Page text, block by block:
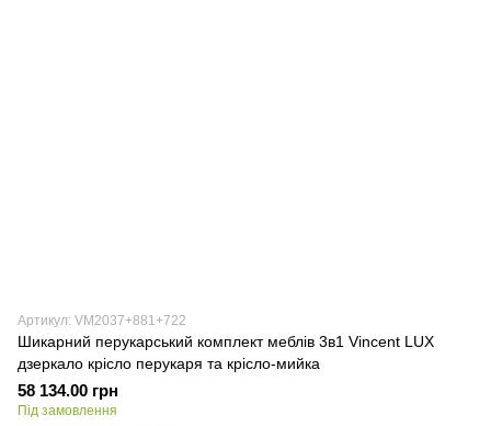
Артикул: VM2037+881+722
Шикарний перукарський комплект меблів 3в1 Vincent LUX
дзеркало крісло перукаря та крісло-мийка
58 134.00 грн
Під замовлення